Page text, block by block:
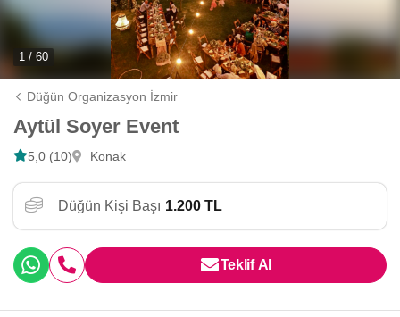
1 / 60
Düğün Organizasyon İzmir
Aytül Soyer Event
5,0 (10) Konak
Düğün Kişi Başı 1.200 TL
Teklif Al